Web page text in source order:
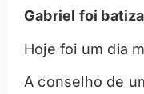
Gabriel foi
Hoje foi um dia
A conselho de